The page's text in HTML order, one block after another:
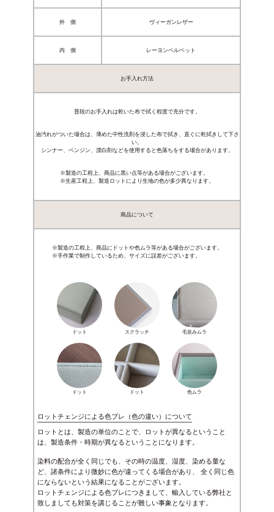
外 側 ヴィーガンレザー
内 側 レーヨンベルベット
お手入れ方法
普段のお手入れは乾いた布で拭く程度で充分です。
油汚れがついた場合は、薄めた中性洗剤を浸した布で拭き、直ぐに乾拭きして下さ
い。
シンナー、ベンジン、漂白剤などを使用すると色落ちをする場合があります。
※製造の工程上、商品に黒い点等がある場合がございます。
※生産工程上、製造ロットにより生地の色が多少異なります。
商品について
※製造の工程上、商品にドットや色ムラ等がある場合がございます。
※手作業で制作しているため、サイズに誤差がございます。
ドット スクラッチ 毛並みムラ
ドット ドット 色ムラ
ロットチェンジによる色ブレ（色の違い）について
ロットとは、製造の単位のことで、ロットが異なるということ
は、製造条件・時期が異なるということになります。
染料の配合が全く同じでも、その時の温度、湿度、染める量な
ど、諸条件により微妙に色が違ってくる場合があり、 全く同じ色
にならないという結果になることがございます。
ロットチェンジによる色ブレにつきまして、輸入している弊社と
致しましても対策を講じることが難しい事象となります。